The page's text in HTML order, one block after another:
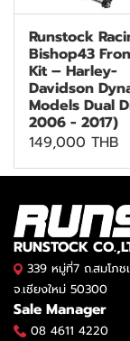
Runstock
Bishop43
Kit – Harley-
Davidson
Models Dual
2006 - 2017)
149,000 THB
RUNSTOCK
339 หมู่ที่7 ถ.สมโภช
จ.เชียงใหม่ 50300
Sale Manager
08 4611 4220